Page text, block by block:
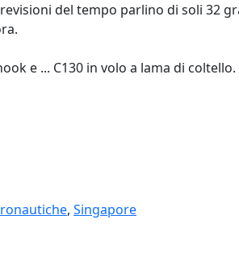
del tempo parlino di soli 32
e ... C130 in volo a lama di
, Singapore